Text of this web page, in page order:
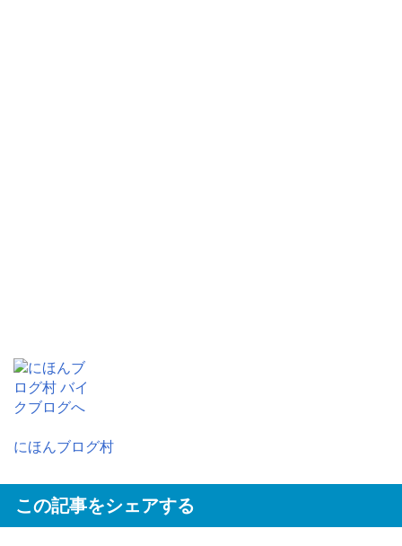
にほんブログ村
この記事をシェアする